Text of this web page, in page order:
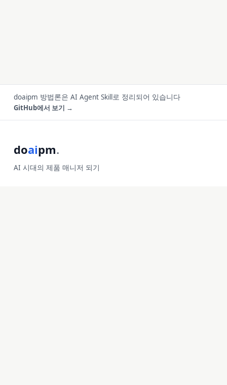
doaipm 방법론은 AI Agent Skill로 정리되어 있습니다
GitHub에서 보기 →
doaipm.
AI 시대의 제품 매니저 되기